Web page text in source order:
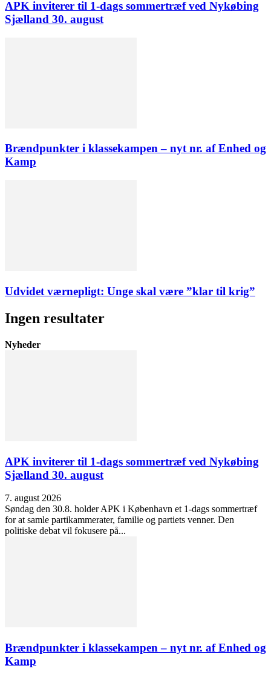
APK inviterer til 1-dags sommertræf ved Nykøbing
Sjælland 30. august
Brændpunkter i klassekampen – nyt nr. af Enhed og
Kamp
Udvidet værnepligt: Unge skal være ”klar til krig”
Ingen resultater
Nyheder
APK inviterer til 1-dags sommertræf ved Nykøbing
Sjælland 30. august
7. august 2026
Søndag den 30.8. holder APK i København et 1-dags sommertræf
for at samle partikammerater, familie og partiets venner. Den
politiske debat vil fokusere på...
Brændpunkter i klassekampen – nyt nr. af Enhed og
Kamp